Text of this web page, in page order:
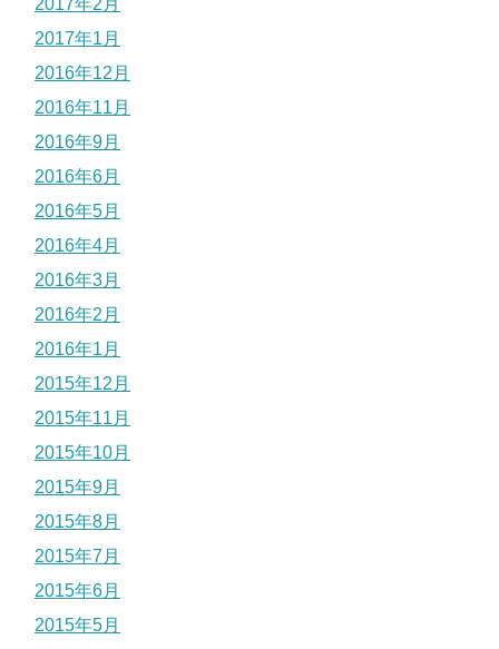
2017年2月
2017年1月
2016年12月
2016年11月
2016年9月
2016年6月
2016年5月
2016年4月
2016年3月
2016年2月
2016年1月
2015年12月
2015年11月
2015年10月
2015年9月
2015年8月
2015年7月
2015年6月
2015年5月